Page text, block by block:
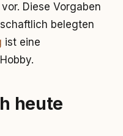
Diese Vorgaben
belegten
ist eine
heute